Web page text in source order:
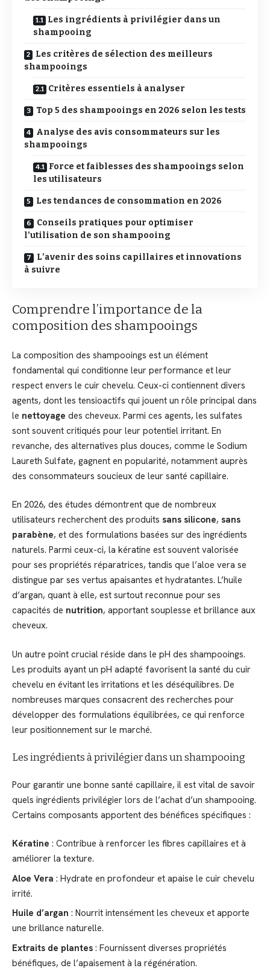
Les ingrédients à privilégier dans un
shampooing
Les critères de sélection des meilleurs
shampooings
Critères essentiels à analyser
Top 5 des shampooings en 2026 selon les tests
Analyse des avis consommateurs sur les
shampooings
Force et faiblesses des shampooings selon
les utilisateurs
Les tendances de consommation en 2026
Conseils pratiques pour optimiser
l’utilisation de son shampooing
L’avenir des soins capillaires et innovations
à suivre
Comprendre l’importance de la
composition des shampooings
La composition des shampooings est un élément
fondamental qui conditionne leur performance et leur
respect envers le cuir chevelu. Ceux-ci contiennent divers
agents, dont les tensioactifs qui jouent un rôle principal dans
le nettoyage des cheveux. Parmi ces agents, les sulfates
sont souvent critiqués pour leur potentiel irritant. En
revanche, des alternatives plus douces, comme le Sodium
Laureth Sulfate, gagnent en popularité, notamment auprès
des consommateurs soucieux de leur santé capillaire.
En 2026, des études démontrent que de nombreux
utilisateurs recherchent des produits sans silicone, sans
parabène, et des formulations basées sur des ingrédients
naturels. Parmi ceux-ci, la kératine est souvent valorisée
pour ses propriétés réparatrices, tandis que l’aloe vera se
distingue par ses vertus apaisantes et hydratantes. L’huile
d’argan, quant à elle, est surtout reconnue pour ses
capacités de nutrition, apportant souplesse et brillance aux
cheveux.
Un autre point crucial réside dans le pH des shampooings.
Les produits ayant un pH adapté favorisent la santé du cuir
chevelu en évitant les irritations et les déséquilibres. De
nombreuses marques consacrent des recherches pour
développer des formulations équilibrées, ce qui renforce
leur positionnement sur le marché.
Les ingrédients à privilégier dans un shampooing
Pour garantir une bonne santé capillaire, il est vital de savoir
quels ingrédients privilégier lors de l’achat d’un shampooing.
Certains composants apportent des bénéfices spécifiques :
Kératine : Contribue à renforcer les fibres capillaires et à
améliorer la texture.
Aloe Vera : Hydrate en profondeur et apaise le cuir chevelu
irrité.
Huile d’argan : Nourrit intensément les cheveux et apporte
une brillance naturelle.
Extraits de plantes : Fournissent diverses propriétés
bénéfiques, de l’apaisement à la régénération.